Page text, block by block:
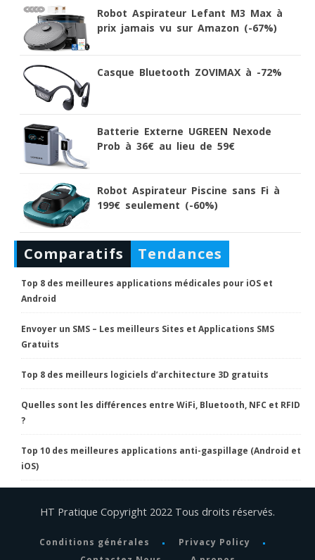
Robot Aspirateur Lefant M3 Max à
prix jamais vu sur Amazon (-67%)
Casque Bluetooth ZOVIMAX à -72%
Batterie Externe UGREEN Nexode
Prob à 36€ au lieu de 59€
Robot Aspirateur Piscine sans Fi à
199€ seulement (-60%)
Comparatifs Tendances
Top 8 des meilleures applications médicales pour iOS et
Android
Envoyer un SMS – Les meilleurs Sites et Applications SMS
Gratuits
Top 8 des meilleurs logiciels d’architecture 3D gratuits
Quelles sont les différences entre WiFi, Bluetooth, NFC et RFID
?
Top 10 des meilleures applications anti-gaspillage (Android et
iOS)
HT Pratique Copyright 2022 Tous droits réservés.
Conditions générales
Privacy Policy